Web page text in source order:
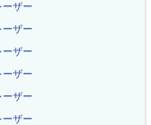
ーザー
ーザー
ーザー
ーザー
ーザー
ーザー